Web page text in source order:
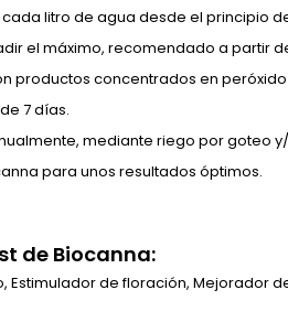
litro de agua desde el principio
el máximo, recomendado a partir
productos concentrados en
7 días.
mediante riego por goteo
para unos resultados óptimos.
de Biocanna:
Estimulador de floración, Mejorador